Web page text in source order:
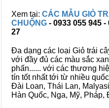
Xem tại: CÁC MẪU GIỎ
CHUỘNG - 0933 055 945 -
27
Đa dạng các loại Giỏ trái
với đầy đủ các màu sắc
phấn...... với các thương
tín tốt nhất tới từ nhiều
Đài Loan, Thái Lan,
Hàn Quốc, Nga, Mỹ, Pháp,